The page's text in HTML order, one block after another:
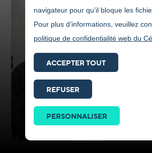
navigateur pour qu’il bloque les
Pour plus d’informations, veuillez
politique de confidentialité web du
ACCEPTER TOUT
REFUSER
PERSONNALISER